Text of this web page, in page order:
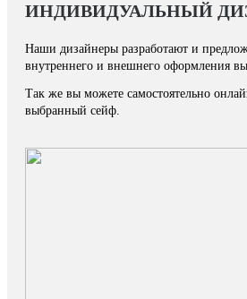
ИНДИВИДУАЛЬНЫЙ
Наши дизайнеры разработают и
внутреннего и внешнего оформления
Так же вы можете самостоятельно
выбранный сейф.